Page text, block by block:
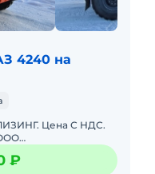
4240 на
Цена С НДС.
грузово
₽